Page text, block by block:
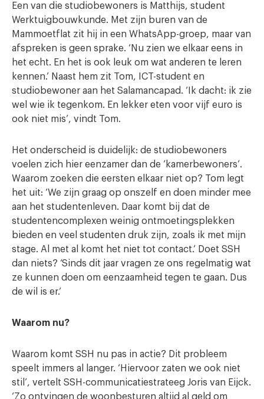
Een van die studiobewoners is Matthijs, student
Werktuigbouwkunde. Met zijn buren van de
Mammoetflat zit hij in een WhatsApp-groep, maar van
afspreken is geen sprake. ‘Nu zien we elkaar eens in
het echt. En het is ook leuk om wat anderen te leren
kennen.’ Naast hem zit Tom, ICT-student en
studiobewoner aan het Salamancapad. ‘Ik dacht: ik zie
wel wie ik tegenkom. En lekker eten voor vijf euro is
ook niet mis’, vindt Tom.
Het onderscheid is duidelijk: de studiobewoners
voelen zich hier eenzamer dan de ’kamerbewoners’.
Waarom zoeken die eersten elkaar niet op? Tom legt
het uit: ‘We zijn graag op onszelf en doen minder mee
aan het studentenleven. Daar komt bij dat de
studentencomplexen weinig ontmoetingsplekken
bieden en veel studenten druk zijn, zoals ik met mijn
stage. Al met al komt het niet tot contact.’ Doet SSH
dan niets? ‘Sinds dit jaar vragen ze ons regelmatig wat
ze kunnen doen om eenzaamheid tegen te gaan. Dus
de wil is er.’
Waarom nu?
Waarom komt SSH nu pas in actie? Dit probleem
speelt immers al langer. ‘Hiervoor zaten we ook niet
stil’, vertelt SSH-communicatiestrateeg Joris van Eijck.
‘Zo ontvingen de woonbesturen altijd al geld om